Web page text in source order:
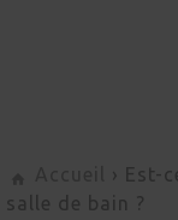
› Est-
salle de bain ?